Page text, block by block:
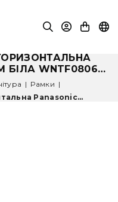
БІЛА WNTF0806-
| Рамки |
Panasonic...